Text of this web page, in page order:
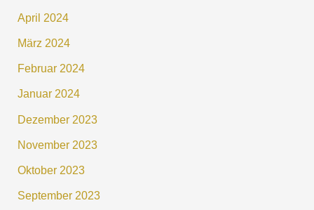
April 2024
März 2024
Februar 2024
Januar 2024
Dezember 2023
November 2023
Oktober 2023
September 2023